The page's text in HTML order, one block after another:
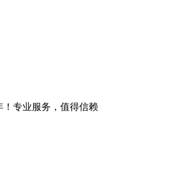
专业服务，值得信赖